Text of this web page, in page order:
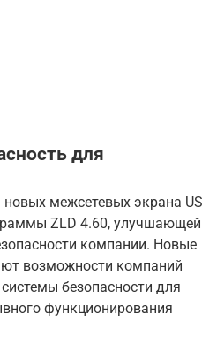
для
межсетевых экрана
ZLD 4.60, улучшающей
компании. Новые
возможности компаний
безопасности для
функционирования